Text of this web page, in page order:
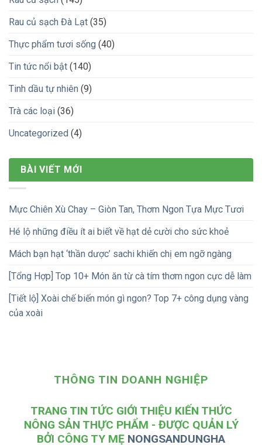
Rau củ sạch Đà Lạt (35)
Thực phẩm tươi sống (40)
Tin tức nổi bật (140)
Tinh dầu tự nhiên (9)
Trà các loại (36)
Uncategorized (4)
BÀI VIẾT MỚI
Mực Chiên Xù Chay – Giòn Tan, Thơm Ngon Tựa Mực Tươi
Hé lộ những điều ít ai biết về hạt dẻ cười cho sức khoẻ
Mách bạn hạt ‘thần dược’ sachi khiến chị em ngỡ ngàng
[Tổng Hợp] Top 10+ Món ăn từ cà tím thơm ngon cực dễ làm
[Tiết lộ] Xoài chế biến món gì ngon? Top 7+ công dụng vàng
của xoài
THÔNG TIN DOANH NGHIỆP
TRANG TIN TỨC GIỚI THIỆU KIẾN THỨC
NÔNG SẢN THỰC PHẨM - ĐƯỢC QUẢN LÝ
BỞI CÔNG TY MẸ NONGSANDUNGHA